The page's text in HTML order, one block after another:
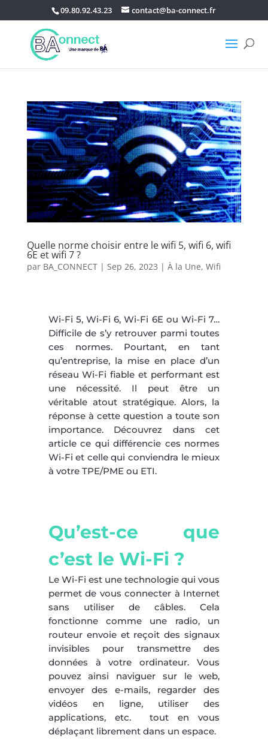
09.80.92.43.23 contact@ba-connect.fr
Quelle norme choisir entre le wifi 5, wifi 6, wifi
6E et wifi 7 ?
par BA_CONNECT| Sep 26, 2023 | À la Une, Wifi
Wi-Fi 5, Wi-Fi 6, Wi-Fi 6E ou Wi-Fi 7…
Difficile de s’y retrouver parmi toutes
ces normes. Pourtant, en tant
qu’entreprise, la mise en place d’un
réseau Wi-Fi fiable et performant est
une nécessité. Il peut être un
véritable atout stratégique. Alors, la
réponse à cette question a toute son
importance. Découvrez dans cet
article ce qui différencie ces normes
Wi-Fi et celle qui conviendra le mieux
à votre TPE/PME ou ETI.
Qu’est-ce que
c’est le Wi-Fi ?
Le Wi-Fi est une technologie qui vous
permet de vous connecter à Internet
sans utiliser de câbles. Cela
fonctionne comme une radio, un
routeur envoie et reçoit des signaux
invisibles pour transmettre des
données à votre ordinateur. Vous
pouvez ainsi naviguer sur le web,
envoyer des e-mails, regarder des
vidéos en ligne, utiliser des
applications, etc. tout en vous
déplaçant librement dans un espace.